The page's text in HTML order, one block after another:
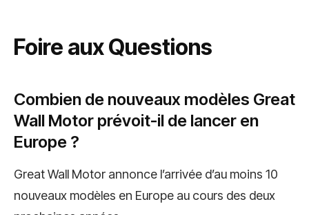
Foire aux Questions
Combien de nouveaux modèles Great
Wall Motor prévoit-il de lancer en
Europe ?
Great Wall Motor annonce l’arrivée d’au moins 10
nouveaux modèles en Europe au cours des deux